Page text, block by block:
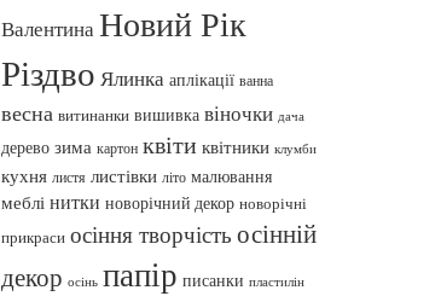
ВалентинаНовий Рік
Різдво Ялинка аплікації ванна
весна витинанки вишивка віночки дача
дерево зима картон квіти квітники клумби
кухня листя листівки літо малювання
меблі нитки новорічний декор новорічні
прикраси осіння творчість осінній
декор осінь папір писанки пластилін